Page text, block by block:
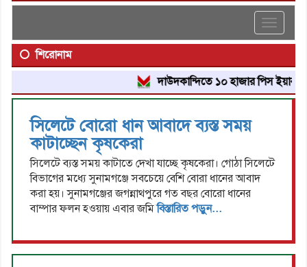
Toggle
শিরোনাম
দাউদকান্দিতে ১০ হাজার পিস ইয়াবা
সিলেটে বোরো ধান আবাদে ব্যস্ত সময়
কাটাচ্ছেন কৃষকেরা
সিলেটে ব্যস্ত সময় কাটাতে দেখা যাচ্ছে কৃষকেরা। গোঠা সিলেটে
বিভাগের মধ্যে সুনামগঞ্জে সবচেয়ে বেশি বোরা ধানের আবাদ
করা হয়। সুনামগঞ্জের জগন্নাথপুরে গত বছর বোরো ধানের
বাম্পার ফলন হওয়ায় এবার জমিবিস্তারিত পড়ুন...